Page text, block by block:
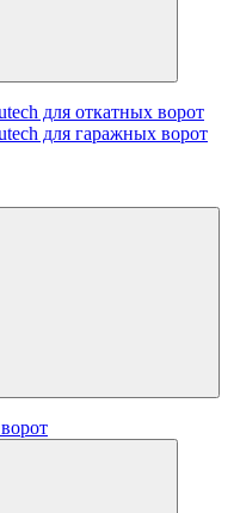
для откатных ворот
для гаражных ворот